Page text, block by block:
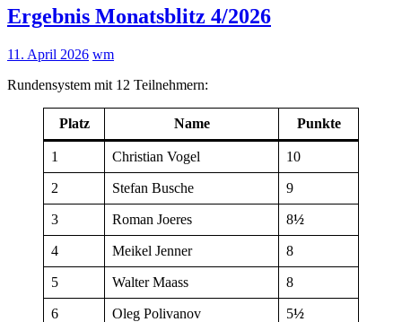
Ergebnis Monatsblitz 4/2026
11. April 2026 wm
Rundensystem mit 12 Teilnehmern:
Platz Name Punkte
1 Christian Vogel 10
2 Stefan Busche 9
3 Roman Joeres 8½
4 Meikel Jenner 8
5 Walter Maass 8
6 Oleg Polivanov 5½